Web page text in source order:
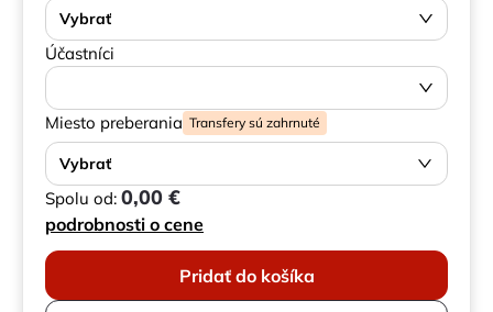
Vybrať
Účastníci
Miesto preberania Transfery sú zahrnuté
Vybrať
Spolu od: 0,00 €
podrobnosti o cene
Pridať do košíka